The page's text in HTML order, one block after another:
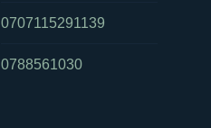
0707115291139
0788561030